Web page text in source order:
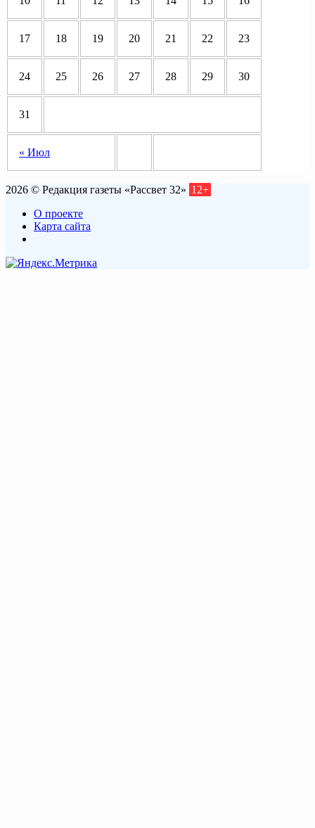
« Июл
17 18 19 20 21 22 23
24 25 26 27 28 29 30
31
2026 © Редакция газеты «Рассвет 32» 12+
О проекте
Карта сайта